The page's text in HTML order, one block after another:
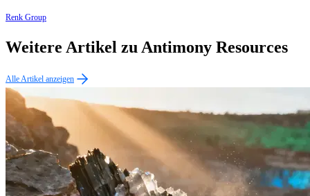
Renk Group
Weitere Artikel zu Antimony Resources
Alle Artikel anzeigen